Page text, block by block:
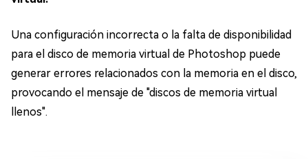
Una configuración incorrecta o la falta de disponibilidad
para el disco de memoria virtual de Photoshop puede
generar errores relacionados con la memoria en el disco,
provocando el mensaje de "discos de memoria virtual
llenos".